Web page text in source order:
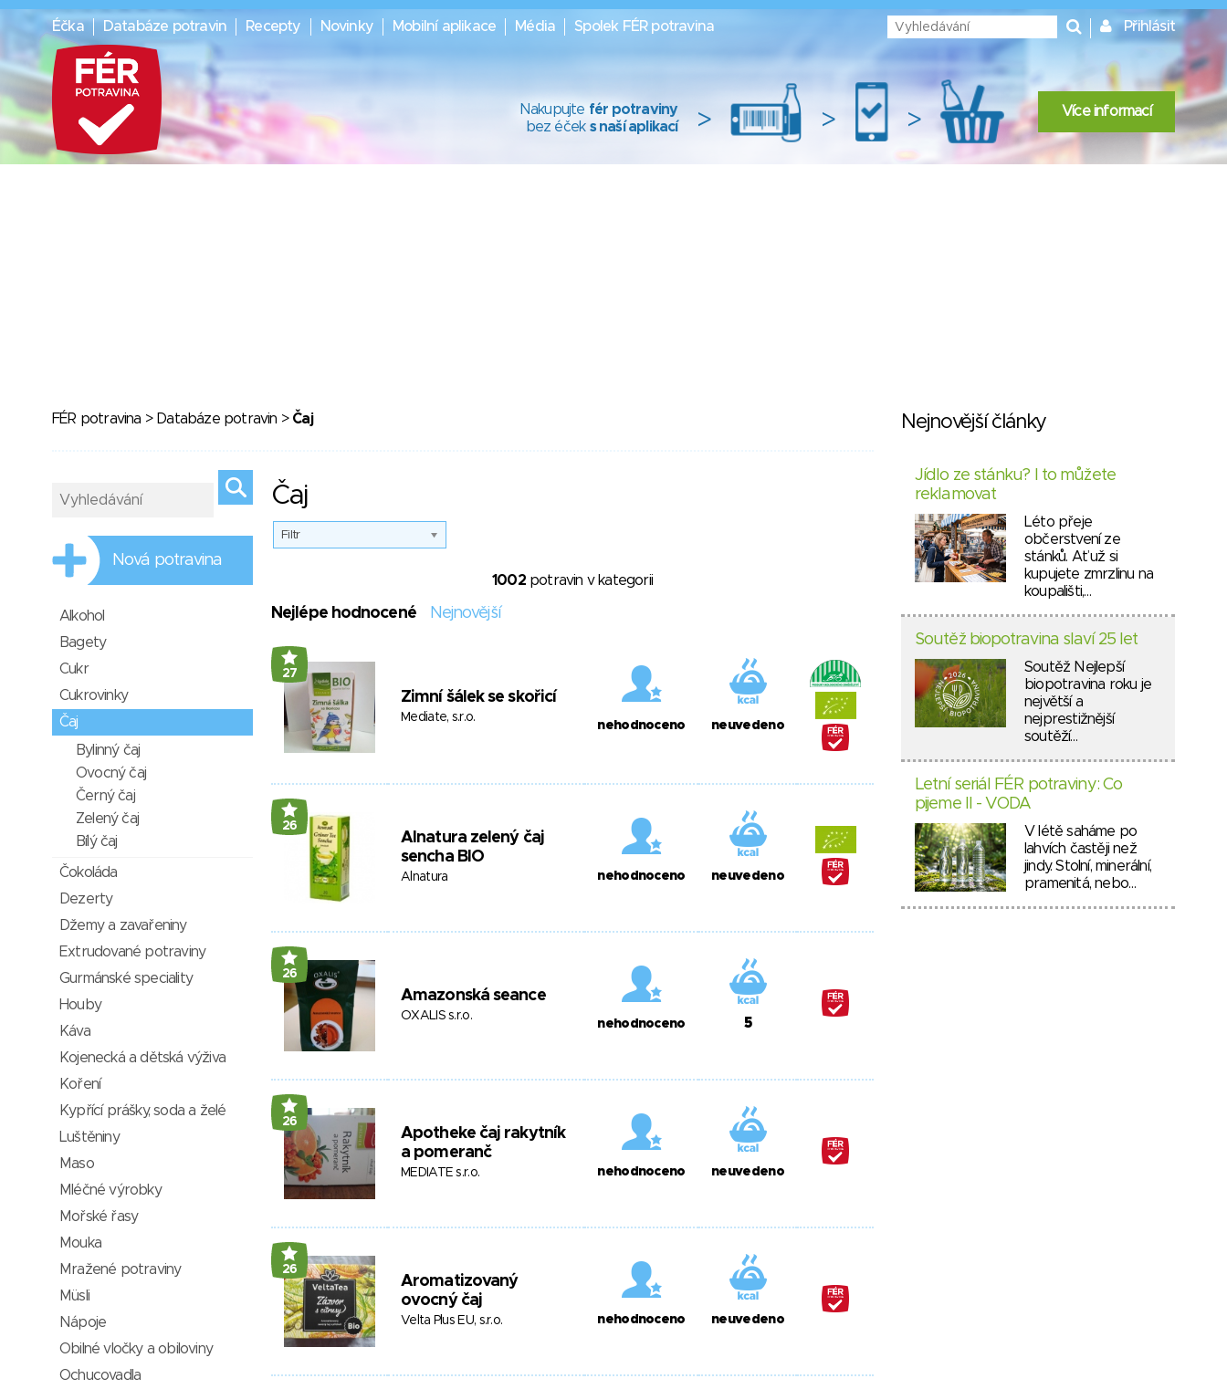
Éčka Databáze potravin Recepty Novinky Mobilní aplikace Média Spolek FÉR potravina Přihlásit
Nakupujte fér potraviny
bez éček s naší aplikací > > > Více informací
FÉR potravina > Databáze potravin > Čaj
Čaj
Filtr
1002potravin v kategorii
Nejlépe hodnocené Nejnovější
27
Zimní šálek se skořicí
Mediate, s.r.o.
nehodnoceno neuvedeno
26
Alnatura zelený čaj
sencha BIO
Alnatura nehodnoceno neuvedeno
26
Amazonská seance
OXALIS s.r.o.
nehodnoceno 5
26
Apotheke čaj rakytník
a pomeranč
MEDIATE s.r.o. nehodnoceno neuvedeno
26
Aromatizovaný
ovocný čaj
Velta Plus EU, s.r.o. nehodnoceno neuvedeno
Nová potravina
Alkohol
Bagety
Cukr
Cukrovinky
Čaj
Bylinný čaj
Ovocný čaj
Černý čaj
Zelený čaj
Bílý čaj
Čokoláda
Dezerty
Džemy a zavařeniny
Extrudované potraviny
Gurmánské speciality
Houby
Káva
Kojenecká a dětská výživa
Koření
Kypřící prášky, soda a želé
Luštěniny
Maso
Mléčné výrobky
Mořské řasy
Mouka
Mražené potraviny
Müsli
Nápoje
Obilné vločky a obiloviny
Ochucovadla
Nejnovější články
Jídlo ze stánku? I to můžete
reklamovat
Léto přeje
občerstvení ze
stánků. Ať už si
kupujete zmrzlinu na
koupališti,…
Soutěž biopotravina slaví 25 let
Soutěž Nejlepší
biopotravina roku je
největší a
nejprestižnější
soutěží…
Letní seriál FÉR potraviny: Co
pijeme II - VODA
V létě saháme po
lahvích častěji než
jindy. Stolní, minerální,
pramenitá, nebo…